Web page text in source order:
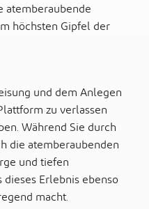
atemberaubende
höchsten Gipfel der
und dem Anlegen
zu verlassen
Während Sie durch
die atemberaubenden
und tiefen
Erlebnis ebenso
macht.